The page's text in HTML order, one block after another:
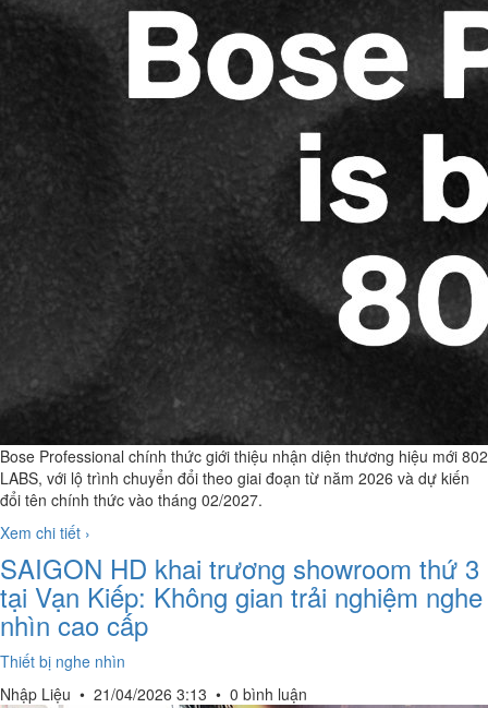
Bose Professional chính thức giới thiệu nhận diện thương hiệu mới 802
LABS, với lộ trình chuyển đổi theo giai đoạn từ năm 2026 và dự kiến
đổi tên chính thức vào tháng 02/2027.
Xem chi tiết ›
SAIGON HD khai trương showroom thứ 3
tại Vạn Kiếp: Không gian trải nghiệm nghe
nhìn cao cấp
Thiết bị nghe nhìn
Nhập Liệu • 21/04/2026 3:13 • 0 bình luận